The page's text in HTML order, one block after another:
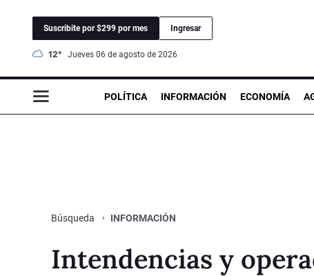
Suscribite por $299 por mes Ingresar
12° jueves 06 de agosto de 2026
POLÍTICA INFORMACIÓN ECONOMÍA
Búsqueda INFORMACIÓN
Intendencias y